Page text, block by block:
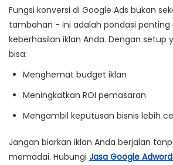
Fungsi konversi di Google Ads bukan
tambahan - ini adalah pondasi penting
keberhasilan iklan Anda. Dengan setup
bisa:
Menghemat budget iklan
Meningkatkan ROI pemasaran
Mengambil keputusan bisnis lebih
Jangan biarkan iklan Anda berjalan
memadai. Hubungi Jasa Google